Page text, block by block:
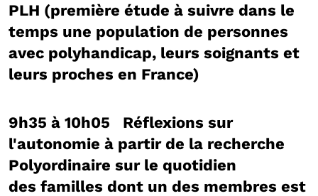
PLH (première étude à suivre dans le
temps une population de personnes
avec polyhandicap, leurs soignants et
leurs proches en France)
9h35 à 10h05 Réflexions sur
l'autonomie à partir de la recherche
Polyordinaire sur le quotidien
des familles dont un des membres est